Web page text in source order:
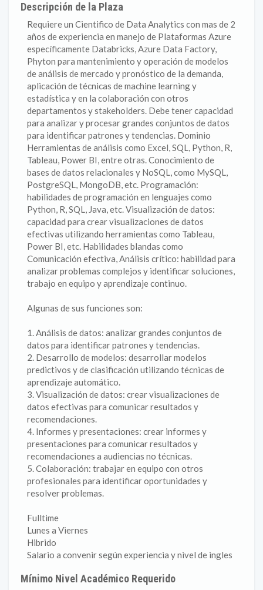
Descripción de la Plaza
Requiere un Cientifico de Data Analytics con mas de 2
años de experiencia en manejo de Plataformas Azure
específicamente Databricks, Azure Data Factory,
Phyton para mantenimiento y operación de modelos
de análisis de mercado y pronóstico de la demanda,
aplicación de técnicas de machine learning y
estadística y en la colaboración con otros
departamentos y stakeholders. Debe tener capacidad
para analizar y procesar grandes conjuntos de datos
para identificar patrones y tendencias. Dominio
Herramientas de análisis como Excel, SQL, Python, R,
Tableau, Power BI, entre otras. Conocimiento de
bases de datos relacionales y NoSQL, como MySQL,
PostgreSQL, MongoDB, etc. Programación:
habilidades de programación en lenguajes como
Python, R, SQL, Java, etc. Visualización de datos:
capacidad para crear visualizaciones de datos
efectivas utilizando herramientas como Tableau,
Power BI, etc. Habilidades blandas como
Comunicación efectiva, Análisis crítico: habilidad para
analizar problemas complejos y identificar soluciones,
trabajo en equipo y aprendizaje continuo.
Algunas de sus funciones son:
1. Análisis de datos: analizar grandes conjuntos de
datos para identificar patrones y tendencias.
2. Desarrollo de modelos: desarrollar modelos
predictivos y de clasificación utilizando técnicas de
aprendizaje automático.
3. Visualización de datos: crear visualizaciones de
datos efectivas para comunicar resultados y
recomendaciones.
4. Informes y presentaciones: crear informes y
presentaciones para comunicar resultados y
recomendaciones a audiencias no técnicas.
5. Colaboración: trabajar en equipo con otros
profesionales para identificar oportunidades y
resolver problemas.
Fulltime
Lunes a Viernes
Hibrido
Salario a convenir según experiencia y nivel de ingles
Mínimo Nivel Académico Requerido